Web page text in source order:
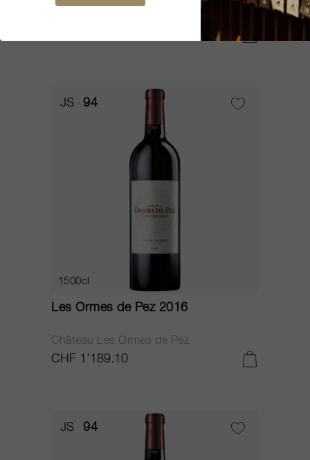
JS 94
1500cl
Les Ormes de Pez 2016
Château Les Ormes de Pez
CHF 1’189.10
JS 94